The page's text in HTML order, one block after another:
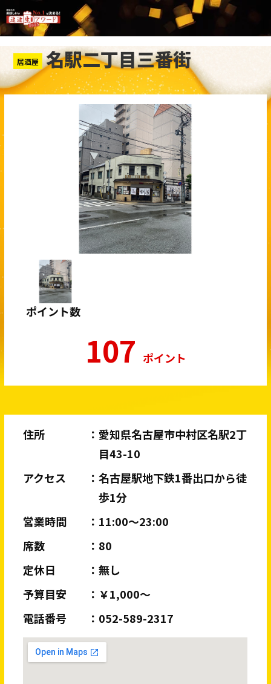
居酒屋 名駅二丁目三番街
ポイント数
107 ポイント
住所
愛知県名古屋市中村区名駅2丁
目43-10
アクセス
名古屋駅地下鉄1番出口から徒
歩1分
営業時間
11:00〜23:00
席数
80
定休日
無し
予算目安
￥1,000～
電話番号
052-589-2317